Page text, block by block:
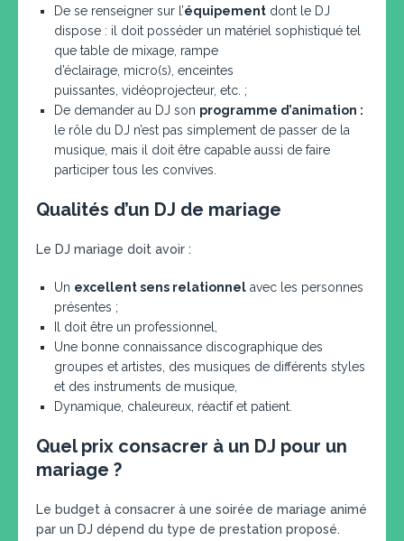
De se renseigner sur l’équipement dont le DJ
dispose : il doit posséder un matériel sophistiqué tel
que table de mixage, rampe
d’éclairage, micro(s), enceintes
puissantes, vidéoprojecteur, etc. ;
De demander au DJ son programme d’animation :
le rôle du DJ n’est pas simplement de passer de la
musique, mais il doit être capable aussi de faire
participer tous les convives.
Qualités d’un DJ de mariage
Le DJ mariage doit avoir :
Un excellent sens relationnel avec les personnes
présentes ;
Il doit être un professionnel,
Une bonne connaissance discographique des
groupes et artistes, des musiques de différents styles
et des instruments de musique,
Dynamique, chaleureux, réactif et patient.
Quel prix consacrer à un DJ pour un
mariage ?
Le budget à consacrer à une soirée de mariage animé
par un DJ dépend du type de prestation proposé.